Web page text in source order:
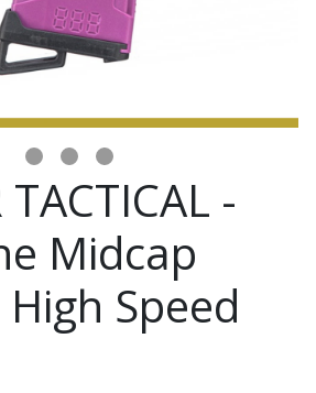
TACTICAL -
Midcap
High Speed